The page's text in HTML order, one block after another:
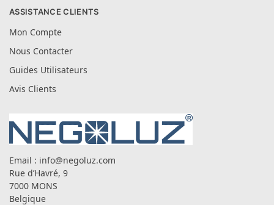
ASSISTANCE CLIENTS
Mon Compte
Nous Contacter
Guides Utilisateurs
Avis Clients
Email : info@negoluz.com
Rue d’Havré, 9
7000 MONS
Belgique